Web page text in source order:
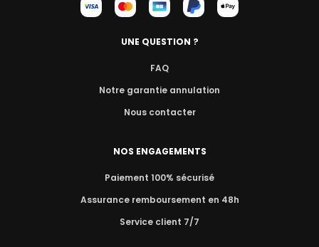
UNE QUESTION ?
FAQ
Notre garantie annulation
Nous contacter
NOS ENGAGEMENTS
Paiement 100% sécurisé
Assurance remboursement en 48h
Service client 7/7